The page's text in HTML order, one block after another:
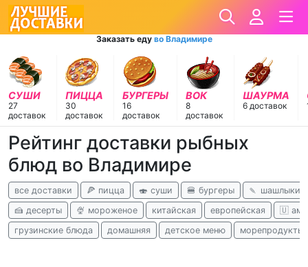
Заказать еду во Владимире
СУШИ
27
доставок
ПИЦЦА
30
доставок
БУРГЕРЫ
16
доставок
ВОК
8
доставок
ШАУРМА
6 доставок
Рейтинг доставки рыбных
блюд во Владимире
все доставки 🍕 пицца 🍣 суши 🍔 бургеры
🍡 шашлыки
🍰 десерты
🍨 мороженое китайская европейская
🇺
грузинские блюда
домашняя детское меню морепродукты